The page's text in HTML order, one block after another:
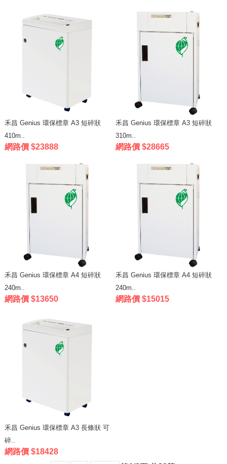
禾昌 Genius 環保標章 A3 短碎狀
410m..
網路價 $23888
禾昌 Genius 環保標章 A3 短碎狀
310m..
網路價 $28665
禾昌 Genius 環保標章 A4 短碎狀
240m..
網路價 $13650
禾昌 Genius 環保標章 A4 短碎狀
240m..
網路價 $15015
禾昌 Genius 環保標章 A3 長條狀 可
碎..
網路價 $18428